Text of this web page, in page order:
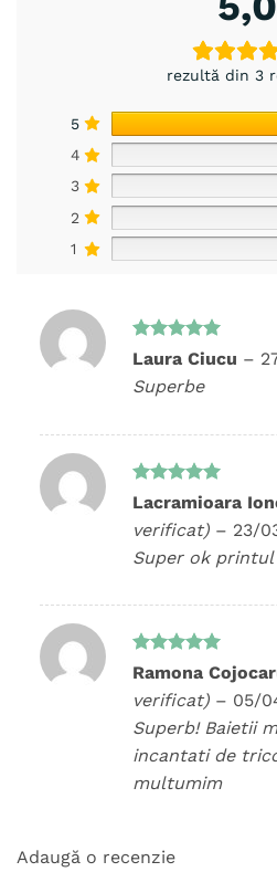
rezultă din 3
5
4
3
2
1
Evaluat la
din 5
Laura Ciucu –
Superbe
Evaluat la
Lacramioara
verificat) – 23/
Super ok printul
Evaluat la
Ramona
verificat) – 05/
Superb! Baietii
incantati de
multumim
Adaugă o recenzie